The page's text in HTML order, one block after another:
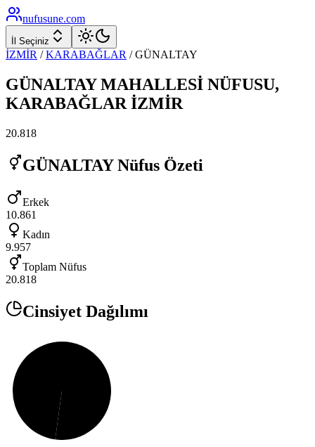
nufusune.com
İl Seçiniz
İZMİR / KARABAĞLAR /GÜNALTAY
GÜNALTAYMAHALLESİ NÜFUSU,
KARABAĞLAR İZMİR
20.818
GÜNALTAYNüfus Özeti
Erkek
10.861
Kadın
9.957
Toplam Nüfus
20.818
Cinsiyet Dağılımı